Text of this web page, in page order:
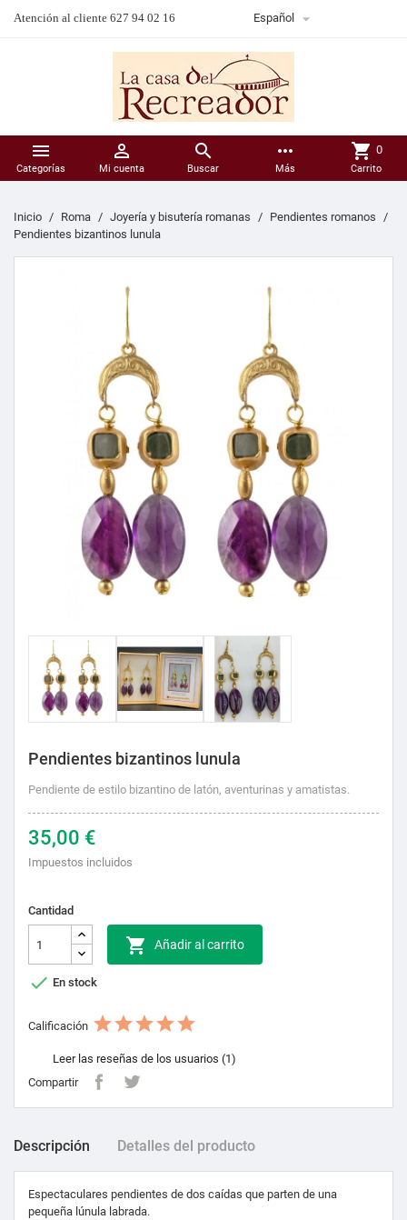
Atención al cliente 627 94 02 16 Español 

Categorías

Mi cuenta

Buscar
more_horiz
Más
shopping_cart 0
Carrito
Inicio Roma Joyería y bisutería romanas
Pendientes romanos
Pendientes bizantinos lunula
Pendientes bizantinos lunula
Pendiente de estilo bizantino de latón, aventurinas y amatistas.
35,00 €
Impuestos incluidos
Cantidad
 Añadir al carrito
 En stock
Calificación
Leer las reseñas de los usuarios (1)
Compartir
Descripción Detalles del producto
Espectaculares pendientes de dos caídas que parten de una
pequeña lúnula labrada.